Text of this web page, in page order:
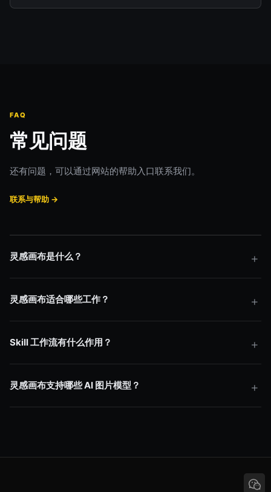
FAQ
常见问题
还有问题，可以通过网站的帮助入口联系我们。
联系与帮助 →
灵感画布是什么？
灵感画布适合哪些工作？
Skill 工作流有什么作用？
灵感画布支持哪些 AI 图片模型？